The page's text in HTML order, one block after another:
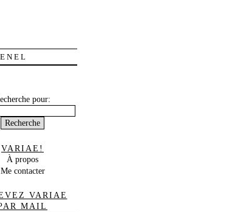
pour:
VARIAE!
À propos
Me contacter
VARIAE
MAIL